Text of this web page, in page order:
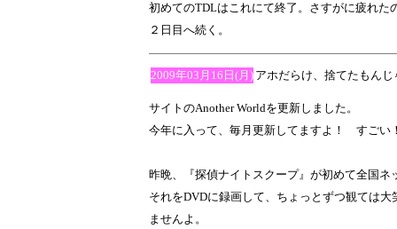
初めてのTDLはこれにて終了。さすがに疲れた
２日目へ続く。
2009年03月16日(月) アホだらけ、捨てたもんじ
サイトのAnother Worldを更新しました。
今年に入って、毎月更新してますよ！ すごい
昨晩、『探偵ナイトスクープ』が初めて全国
それをDVDに録画して、ちょっとずつ観ては
ませんよ。